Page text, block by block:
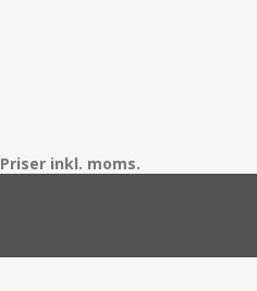
Priser inkl. moms.